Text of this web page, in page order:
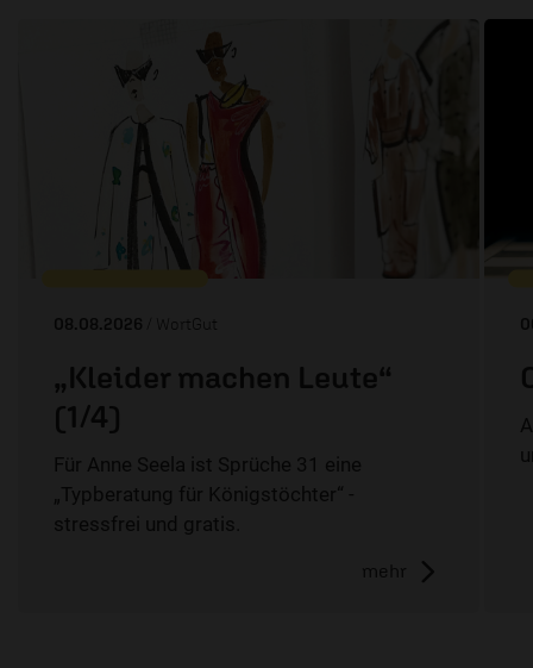
08.08.2026 / WortGut
„Kleider machen Leute“
(1/4)
Für Anne Seela ist Sprüche 31 eine
„Typberatung für Königstöchter“ -
stressfrei und gratis.
mehr